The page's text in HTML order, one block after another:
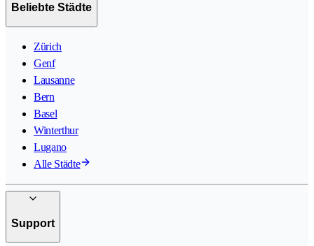
Beliebte Städte
Zürich
Genf
Lausanne
Bern
Basel
Winterthur
Lugano
Alle Städte
Support